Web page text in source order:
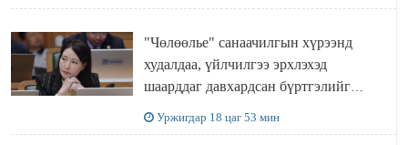
"Чөлөөлье" санаачилгын хүрээнд
худалдаа, үйлчилгээ эрхлэхэд
шаарддаг давхардсан бүртгэлийг
Уржигдар 18 цаг 53 мин